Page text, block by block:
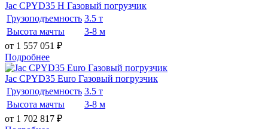
Jac CPYD35 H Газовый погрузчик
Грузоподъемность 3.5 т
Высота мачты
3-8 м
от 1 557 051 ₽
Подробнее
Jac CPYD35 Euro Газовый погрузчик
Грузоподъемность 3.5 т
Высота мачты
3-8 м
от 1 702 817 ₽